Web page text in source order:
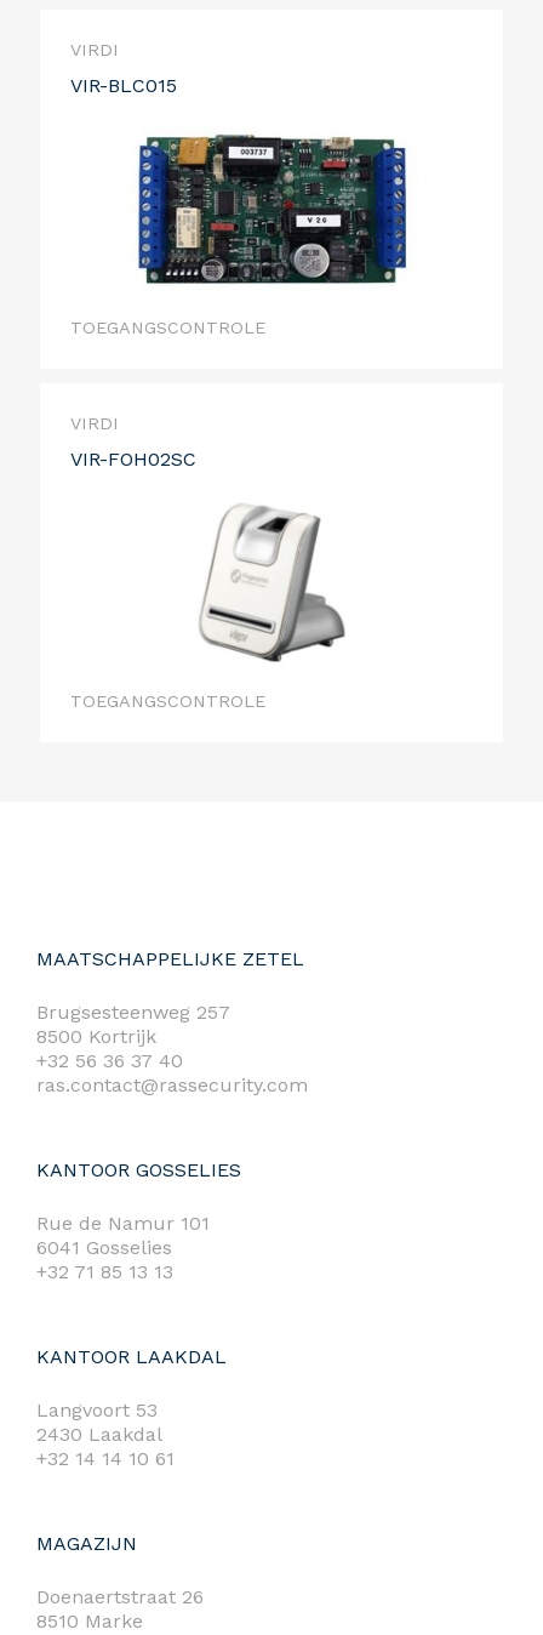
VIRDI
VIR-BLC015
TOEGANGSCONTROLE
VIRDI
VIR-FOH02SC
TOEGANGSCONTROLE
MAATSCHAPPELIJKE ZETEL
Brugsesteenweg 257
8500 Kortrijk
+32 56 36 37 40
ras.contact@rassecurity.com
KANTOOR GOSSELIES
Rue de Namur 101
6041 Gosselies
+32 71 85 13 13
KANTOOR LAAKDAL
Langvoort 53
2430 Laakdal
+32 14 14 10 61
MAGAZIJN
Doenaertstraat 26
8510 Marke